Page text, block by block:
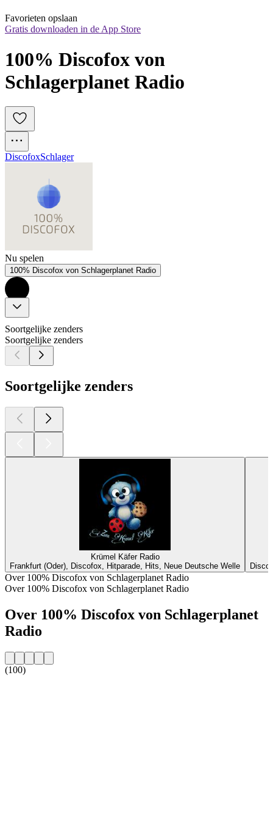
Favorieten opslaan
Gratis downloaden in de App Store
100% Discofox von
Schlagerplanet Radio
DiscofoxSchlager
Nu spelen
100% Discofox von Schlagerplanet Radio
Soortgelijke zenders
Soortgelijke zenders
Soortgelijke zenders
Krümel Käfer Radio
Frankfurt (Oder), Discofox, Hitparade, Hits, Neue Deutsche Welle
Over 100% Discofox von Schlagerplanet Radio
Over 100% Discofox von Schlagerplanet Radio
Over 100% Discofox von Schlagerplanet
Radio
(100)